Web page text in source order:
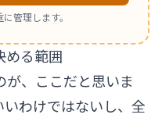
管理します。
める範囲
が、ここだと思いま
わけではないし、全